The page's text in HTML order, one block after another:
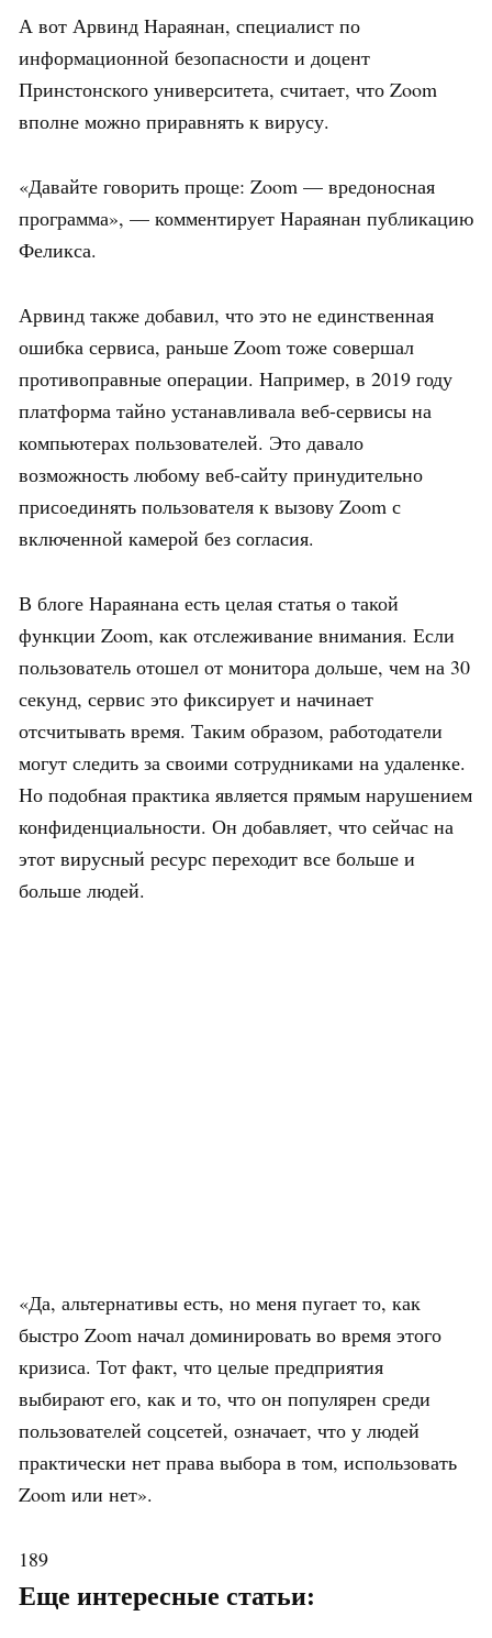
А вот Арвинд Нараянан, специалист по
информационной безопасности и доцент
Принстонского университета, считает, что Zoom
вполне можно приравнять к вирусу.
«Давайте говорить проще: Zoom — вредоносная
программа», — комментирует Нараянан публикацию
Феликса.
Арвинд также добавил, что это не единственная
ошибка сервиса, раньше Zoom тоже совершал
противоправные операции. Например, в 2019 году
платформа тайно устанавливала веб-сервисы на
компьютерах пользователей. Это давало
возможность любому веб-сайту принудительно
присоединять пользователя к вызову Zoom с
включенной камерой без согласия.
В блоге Нараянана есть целая статья о такой
функции Zoom, как отслеживание внимания. Если
пользователь отошел от монитора дольше, чем на 30
секунд, сервис это фиксирует и начинает
отсчитывать время. Таким образом, работодатели
могут следить за своими сотрудниками на удаленке.
Но подобная практика является прямым нарушением
конфиденциальности. Он добавляет, что сейчас на
этот вирусный ресурс переходит все больше и
больше людей.
«Да, альтернативы есть, но меня пугает то, как
быстро Zoom начал доминировать во время этого
кризиса. Тот факт, что целые предприятия
выбирают его, как и то, что он популярен среди
пользователей соцсетей, означает, что у людей
практически нет права выбора в том, использовать
Zoom или нет».
189
Еще интересные статьи: